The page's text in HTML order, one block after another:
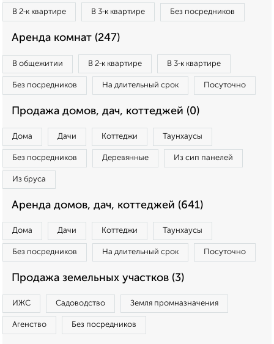
В 2‑к квартире В 3‑к квартире Без посредников
Аренда комнат (247)
В общежитии В 2‑к квартире В 3‑к квартире
Без посредников На длительный срок Посуточно
Продажа домов, дач, коттеджей (0)
Дома Дачи Коттеджи Таунхаусы
Без посредников Деревянные Из сип панелей
Из бруса
Аренда домов, дач, коттеджей (641)
Дома Дачи Коттеджи Таунхаусы
Без посредников На длительный срок Посуточно
Продажа земельных участков (3)
ИЖС Садоводство Земля промназначения
Агенство Без посредников